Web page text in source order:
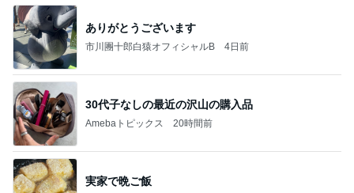
ありがとうございます
市川團十郎白猿オフィシャルB 4日前
30代子なしの最近の沢山の購入品
Amebaトピックス 20時間前
実家で晩ご飯